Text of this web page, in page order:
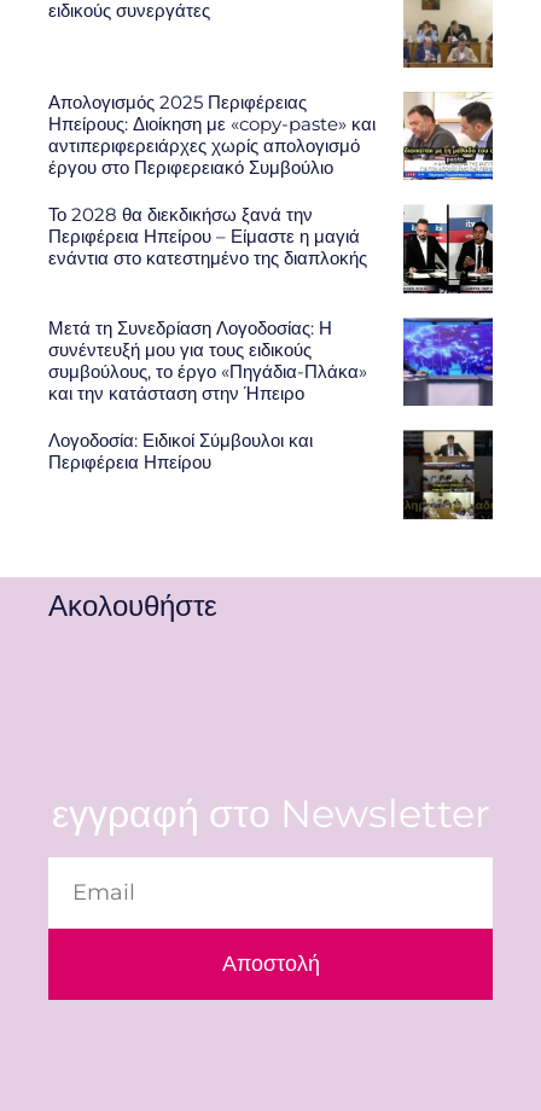
ειδικούς συνεργάτες
Απολογισμός 2025 Περιφέρειας
Ηπείρους: Διοίκηση με «copy-paste» και
αντιπεριφερειάρχες χωρίς απολογισμό
έργου στο Περιφερειακό Συμβούλιο
Το 2028 θα διεκδικήσω ξανά την
Περιφέρεια Ηπείρου – Είμαστε η μαγιά
ενάντια στο κατεστημένο της διαπλοκής
Μετά τη Συνεδρίαση Λογοδοσίας: Η
συνέντευξή μου για τους ειδικούς
συμβούλους, το έργο «Πηγάδια-Πλάκα»
και την κατάσταση στην Ήπειρο
Λογοδοσία: Ειδικοί Σύμβουλοι και
Περιφέρεια Ηπείρου
Ακολουθήστε
εγγραφή στο Newsletter
Αποστολή